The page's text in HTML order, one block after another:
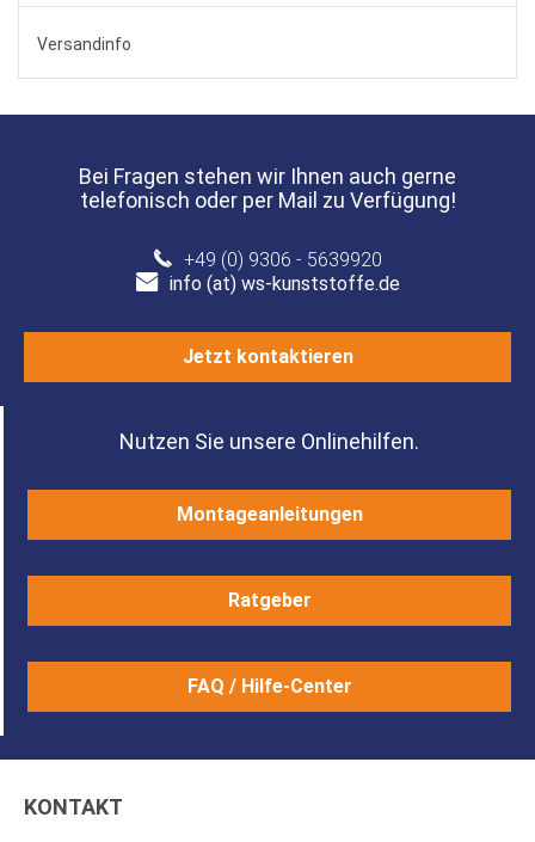
Versandinfo
Bei Fragen stehen wir Ihnen auch gerne
telefonisch oder per Mail zu Verfügung!
+49 (0) 9306 - 5639920
info (at) ws-kunststoffe.de
Jetzt kontaktieren
Nutzen Sie unsere Onlinehilfen.
Montageanleitungen
Ratgeber
FAQ / Hilfe-Center
KONTAKT